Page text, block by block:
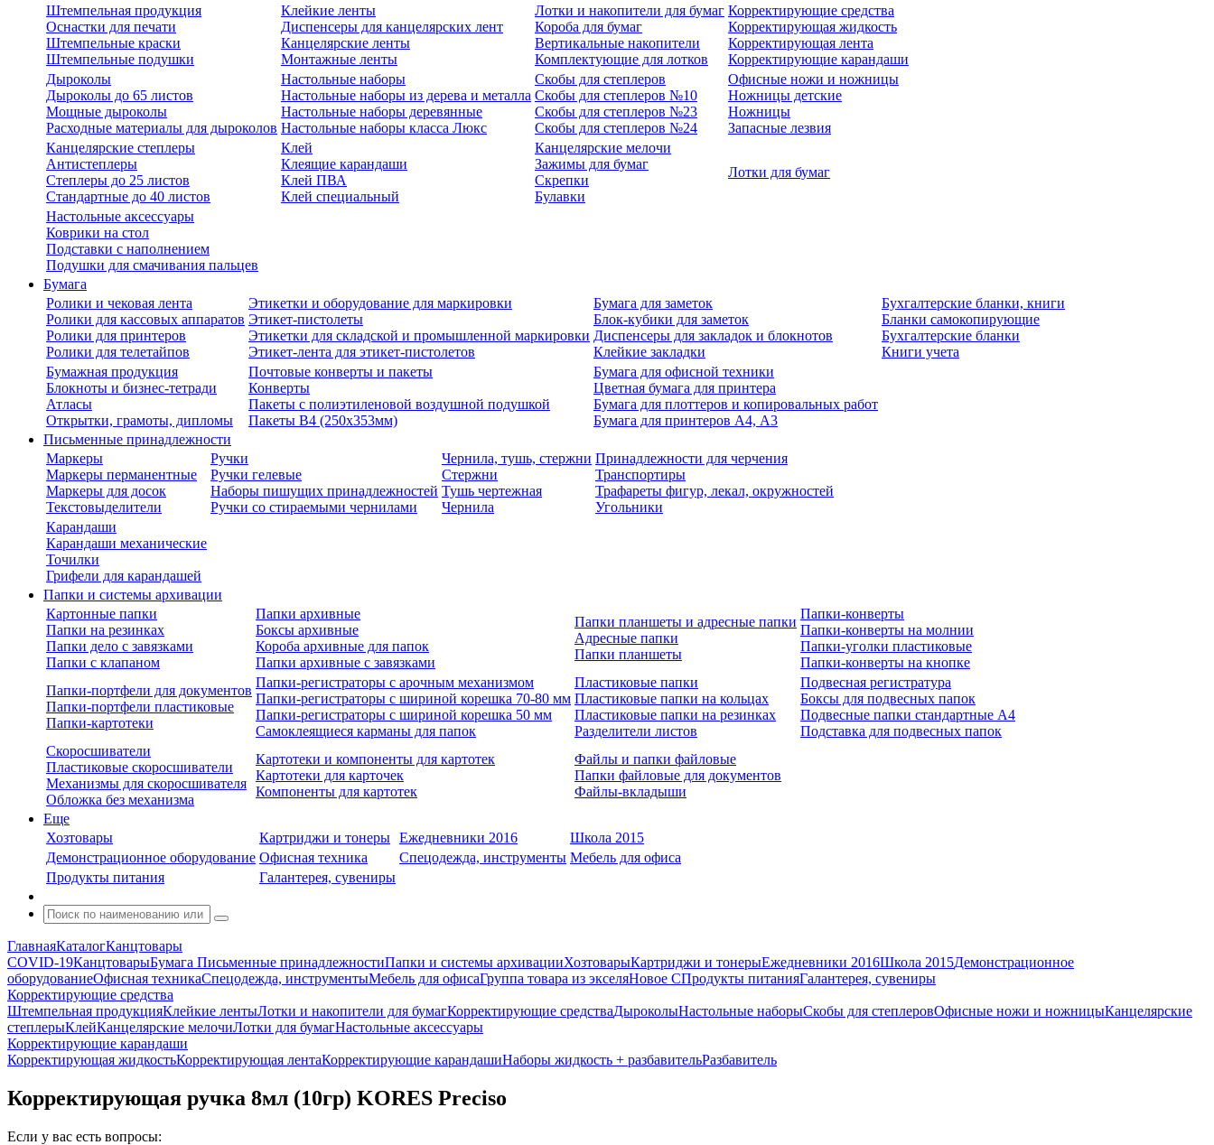
Штемпельная продукция
Оснастки для печати
Штемпельные краски
Штемпельные подушки
Клейкие ленты
Диспенсеры для канцелярских лент
Канцелярские ленты
Монтажные ленты
Лотки и накопители для бумаг
Короба для бумаг
Вертикальные накопители
Комплектующие для лотков
Корректирующие средства
Корректирующая жидкость
Корректирующая лента
Корректирующие карандаши
Дыроколы
Дыроколы до 65 листов
Мощные дыроколы
Расходные материалы для дыроколов
Настольные наборы
Настольные наборы из дерева и металла
Настольные наборы деревянные
Настольные наборы класса Люкс
Скобы для степлеров
Скобы для степлеров №10
Скобы для степлеров №23
Скобы для степлеров №24
Офисные ножи и ножницы
Ножницы детские
Ножницы
Запасные лезвия
Канцелярские степлеры
Антистеплеры
Степлеры до 25 листов
Стандартные до 40 листов
Клей
Клеящие карандаши
Клей ПВА
Клей специальный
Канцелярские мелочи
Зажимы для бумаг
Скрепки
Булавки
Лотки для бумаг
Настольные аксессуары
Коврики на стол
Подставки с наполнением
Подушки для смачивания пальцев
Бумага
Ролики и чековая лента
Ролики для кассовых аппаратов
Ролики для принтеров
Ролики для телетайпов
Этикетки и оборудование для маркировки
Этикет-пистолеты
Этикетки для складской и промышленной маркировки
Этикет-лента для этикет-пистолетов
Бумага для заметок
Блок-кубики для заметок
Диспенсеры для закладок и блокнотов
Клейкие закладки
Бухгалтерские бланки, книги
Бланки самокопирующие
Бухгалтерские бланки
Книги учета
Бумажная продукция
Блокноты и бизнес-тетради
Атласы
Открытки, грамоты, дипломы
Почтовые конверты и пакеты
Конверты
Пакеты с полиэтиленовой воздушной подушкой
Пакеты В4 (250х353мм)
Бумага для офисной техники
Цветная бумага для принтера
Бумага для плоттеров и копировальных работ
Бумага для принтеров А4, А3
Письменные принадлежности
Маркеры
Маркеры перманентные
Маркеры для досок
Текстовыделители
Ручки
Ручки гелевые
Наборы пишущих принадлежностей
Ручки со стираемыми чернилами
Чернила, тушь, стержни
Стержни
Тушь чертежная
Чернила
Принадлежности для черчения
Транспортиры
Трафареты фигур, лекал, окружностей
Угольники
Карандаши
Карандаши механические
Точилки
Грифели для карандашей
Папки и системы архивации
Картонные папки
Папки на резинках
Папки дело с завязками
Папки с клапаном
Папки архивные
Боксы архивные
Короба архивные для папок
Папки архивные с завязками
Папки планшеты и адресные папки
Адресные папки
Папки планшеты
Папки-конверты
Папки-конверты на молнии
Папки-уголки пластиковые
Папки-конверты на кнопке
Папки-портфели для документов
Папки-портфели пластиковые
Папки-картотеки
Папки-регистраторы с арочным механизмом
Папки-регистраторы с шириной корешка 70-80 мм
Папки-регистраторы с шириной корешка 50 мм
Самоклеящиеся карманы для папок
Пластиковые папки
Пластиковые папки на кольцах
Пластиковые папки на резинках
Разделители листов
Подвесная регистратура
Боксы для подвесных папок
Подвесные папки стандартные А4
Подставка для подвесных папок
Скоросшиватели
Пластиковые скоросшиватели
Механизмы для скоросшивателя
Обложка без механизма
Картотеки и компоненты для картотек
Картотеки для карточек
Компоненты для картотек
Файлы и папки файловые
Папки файловые для документов
Файлы-вкладыши
Еще
Хозтовары
Картриджи и тонеры Ежедневники 2016
Школа 2015
Демонстрационное оборудование Офисная техника Спецодежда, инструменты Мебель для офиса
Продукты питания
Галантерея, сувениры
ГлавнаяКаталогКанцтовары
COVID-19КанцтоварыБумага Письменные принадлежностиПапки и системы архивацииХозтоварыКартриджи и тонерыЕжедневники 2016Школа 2015Демонстрационное
оборудованиеОфисная техникаСпецодежда, инструментыМебель для офисаГруппа товара из экселяНовое СПродукты питанияГалантерея, сувениры
Корректирующие средства
Штемпельная продукцияКлейкие лентыЛотки и накопители для бумагКорректирующие средстваДыроколыНастольные наборыСкобы для степлеровОфисные ножи и ножницыКанцелярские
степлерыКлейКанцелярские мелочиЛотки для бумагНастольные аксессуары
Корректирующие карандаши
Корректирующая жидкостьКорректирующая лентаКорректирующие карандашиНаборы жидкость + разбавительРазбавитель
Корректирующая ручка 8мл (10гр) KORES Preсiso
Если у вас есть вопросы: